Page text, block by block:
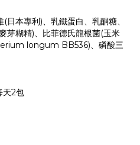
本專利)、乳鐵蛋白、乳酮糖、
芽糊精)、比菲德氏龍根菌(玉米
longum BB536)、磷酸三
天2包